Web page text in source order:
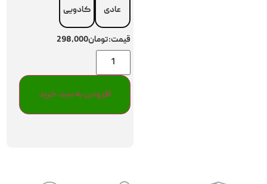
عادی کادویی
قیمت:تومان298,000
افزودن به سبد خرید